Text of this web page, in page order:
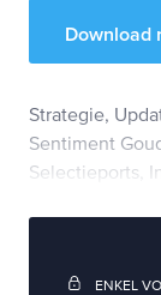
Download
Strategie,
Sentiment
Selectieports,
ENKEL